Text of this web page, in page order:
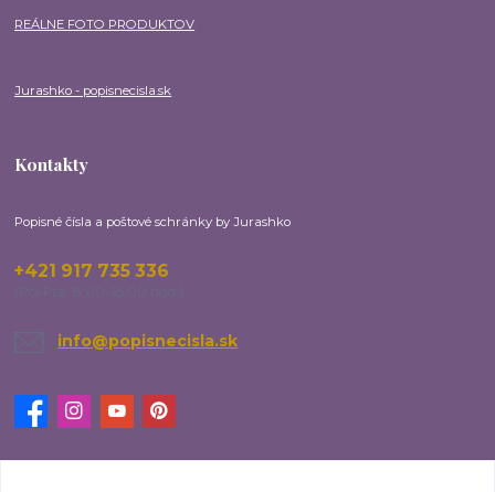
REÁLNE FOTO PRODUKTOV
Jurashko - popisnecisla.sk
Kontakty
Popisné čísla a poštové schránky by Jurashko
+421 917 735 336
info@popisnecisla.sk